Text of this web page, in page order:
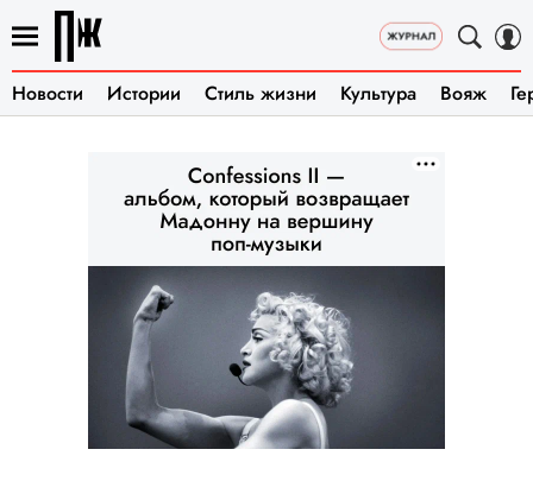
Новости Истории Стиль жизни Культура Вояж